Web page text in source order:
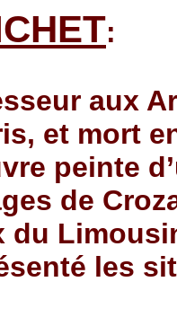
:
aux
et mort
peinte
de
du
les